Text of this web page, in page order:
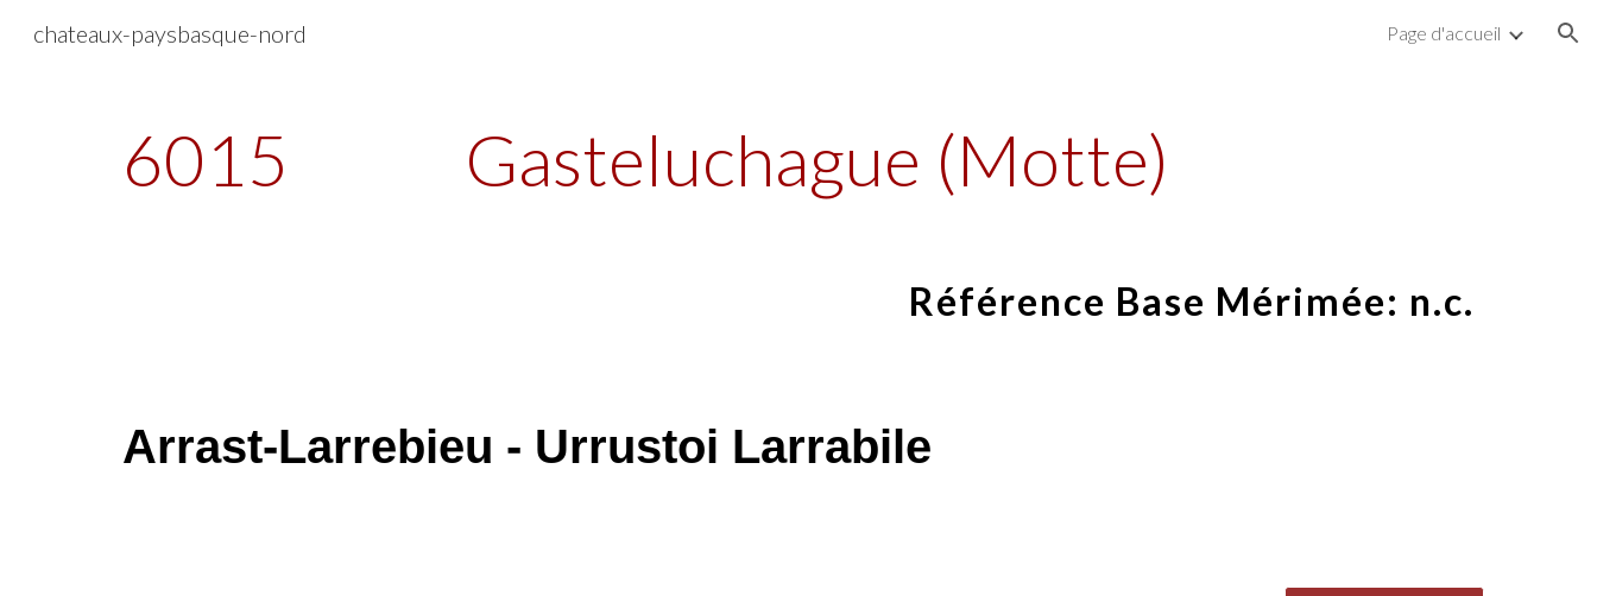
chateaux-paysbasque-nord Page d'accueil
6015 Gasteluchague (Motte)
Référence Base Mérimée: n.c.
Arrast-Larrebieu - Urrustoi Larrabile